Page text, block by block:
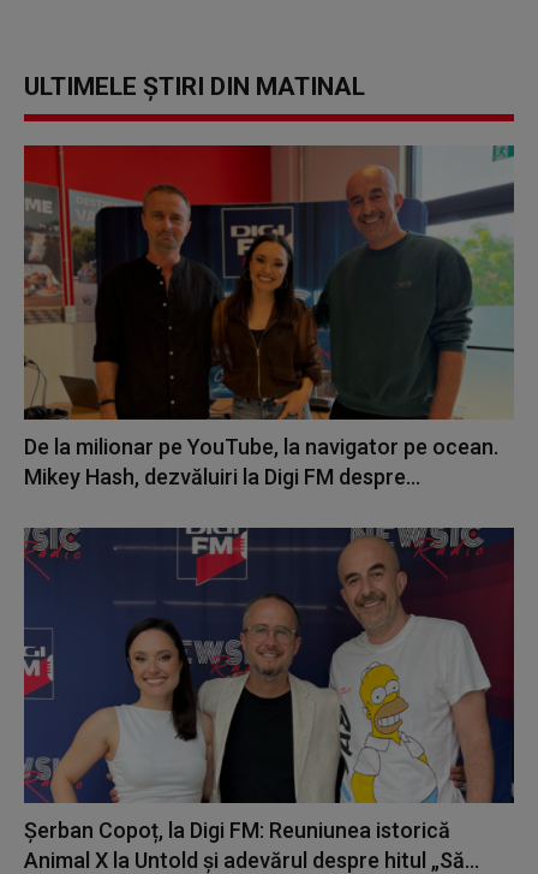
ULTIMELE ȘTIRI DIN MATINAL
De la milionar pe YouTube, la navigator pe ocean.
Mikey Hash, dezvăluiri la Digi FM despre...
Șerban Copoț, la Digi FM: Reuniunea istorică
Animal X la Untold și adevărul despre hitul „Să...